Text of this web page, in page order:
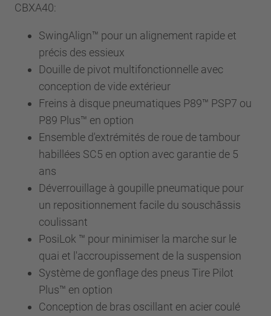
CBXA40:
SwingAlign™ pour un alignement rapide et
précis des essieux
Douille de pivot multifonctionnelle avec
conception de vide extérieur
Freins à disque pneumatiques P89™ PSP7 ou
P89 Plus™ en option
Ensemble d'extrémités de roue de tambour
habillées SC5 en option avec garantie de 5
ans
Déverrouillage à goupille pneumatique pour
un repositionnement facile du souschâssis
coulissant
PosiLok ™ pour minimiser la marche sur le
quai et l'accroupissement de la suspension
Système de gonflage des pneus Tire Pilot
Plus™ en option
Conception de bras oscillant en acier coulé